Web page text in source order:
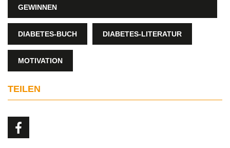
GEWINNEN
DIABETES-BUCH DIABETES-LITERATUR
MOTIVATION
TEILEN